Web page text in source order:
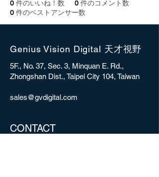
0 件のいいね！数 0 件のコメント数
0 件のベストアンサー数
Genius Vision Digital 天才視野
5F., No. 37, Sec. 3, Minquan E. Rd.,
Zhongshan Dist., Taipei City 104, Taiwan
sales@gvdigital.com
CONTACT